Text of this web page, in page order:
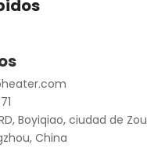
Boyiqiao, ciudad de
China